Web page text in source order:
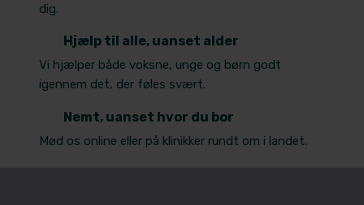
dig.
Hjælp til alle, uanset alder
Vi hjælper både voksne, unge og børn godt
igennem det, der føles svært.
Nemt, uanset hvor du bor
Mød os online eller på klinikker rundt om i landet.